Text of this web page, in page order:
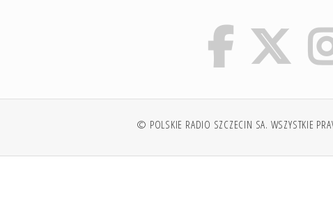
© POLSKIE RADIO SZCZECIN SA. WSZYSTKIE